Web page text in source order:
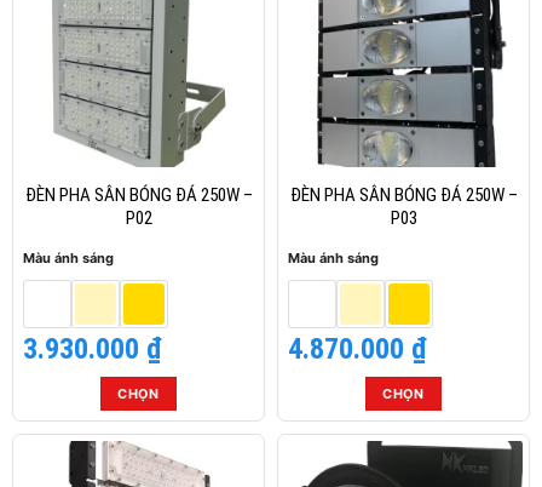
nhiều
biến
thể.
Các
tùy
chọn
có
thể
được
trang
phẩm
nhiều
biến
thể.
Các
tùy
chọn
có
thể
được
trang
phẩm
ĐÈN PHA SÂN BÓNG ĐÁ 250W –
P02
Màu ánh sáng
3.930.000 ₫
CHỌN
Sản
phẩm
này
ĐÈN PHA SÂN BÓNG ĐÁ 250W –
P03
Màu ánh sáng
4.870.000 ₫
CHỌN
Sản
phẩm